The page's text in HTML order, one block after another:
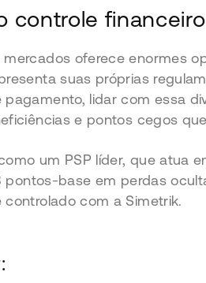
controle
oferece enormes
suas próprias
pagamento, lidar com essa
e pontos cegos
um PSP líder, que atua
pontos-base em perdas
com a Simetrik.